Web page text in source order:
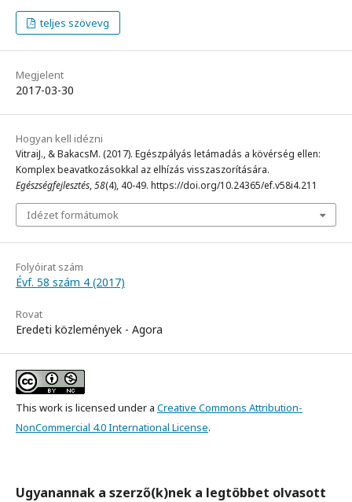
teljes szövevg
Megjelent
2017-03-30
Hogyan kell idézni
VitraiJ., & BakacsM. (2017). Egészpályás letámadás a kövérség ellen:
Komplex beavatkozásokkal az elhízás visszaszorítására.
Egészségfejlesztés,58(4), 40-49. https://doi.org/10.24365/ef.v58i4.211
Idézet formátumok
Folyóirat szám
Évf. 58 szám 4 (2017)
Rovat
Eredeti közlemények - Agora
This work is licensed under a Creative Commons Attribution-
NonCommercial 4.0 International License.
Ugyanannak a szerző(k)nek a legtöbbet olvasott